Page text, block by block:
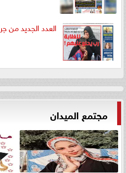
العدد الجديد من
مجتمع الميدان